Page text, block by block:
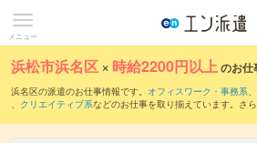
メニュー
浜松市浜名区 × 時給2200円以上のお仕
浜名区の派遣のお仕事情報です。 オフィスワーク・事務系、
、 クリエイティブ系などのお仕事を取り揃えています。さら